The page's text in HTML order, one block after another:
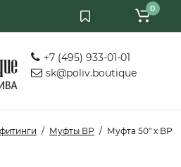
+7 (495) 933-01-01
sk@poliv.boutique
0
Муфты ВР Муфта 50" х ВР